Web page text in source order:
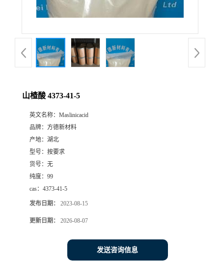
山楂酸 4373-41-5
英文名称： Maslinicacid
品牌： 方德新材料
产地： 湖北
型号： 按要求
货号： 无
纯度： 99
cas： 4373-41-5
发布日期： 2023-08-15
更新日期： 2026-08-07
发送咨询信息